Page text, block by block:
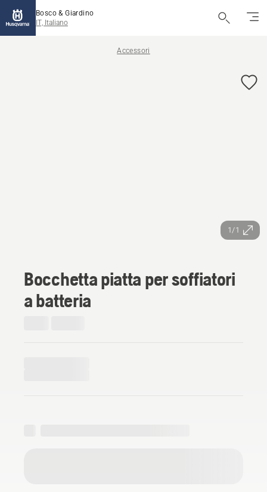
Bosco & Giardino
IT, Italiano
Accessori
1/1
Bocchetta piatta per soffiatori
a batteria